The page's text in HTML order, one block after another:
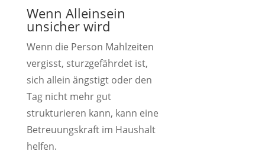
Wenn Alleinsein
unsicher wird
Wenn die Person Mahlzeiten
vergisst, sturzgefährdet ist,
sich allein ängstigt oder den
Tag nicht mehr gut
strukturieren kann, kann eine
Betreuungskraft im Haushalt
helfen.